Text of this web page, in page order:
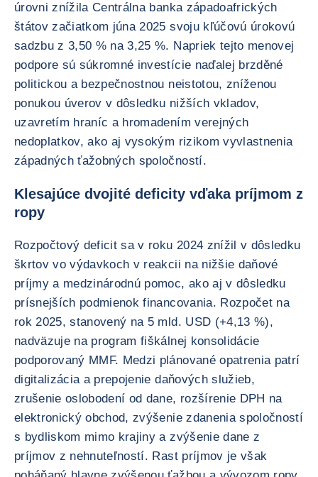
úrovni znížila Centrálna banka západoafrických
štátov začiatkom júna 2025 svoju kľúčovú úrokovú
sadzbu z 3,50 % na 3,25 %. Napriek tejto menovej
podpore sú súkromné investície naďalej brzděné
politickou a bezpečnostnou neistotou, zníženou
ponukou úverov v dôsledku nižších vkladov,
uzavretím hraníc a hromadením verejných
nedoplatkov, ako aj vysokým rizikom vyvlastnenia
západných ťažobných spoločností.
Klesajúce dvojité deficity vďaka príjmom z
ropy
Rozpočtový deficit sa v roku 2024 znížil v dôsledku
škrtov vo výdavkoch v reakcii na nižšie daňové
príjmy a medzinárodnú pomoc, ako aj v dôsledku
prísnejších podmienok financovania. Rozpočet na
rok 2025, stanovený na 5 mld. USD (+4,13 %),
nadväzuje na program fiškálnej konsolidácie
podporovaný MMF. Medzi plánované opatrenia patrí
digitalizácia a prepojenie daňových služieb,
zrušenie oslobodení od dane, rozšírenie DPH na
elektronický obchod, zvýšenie zdanenia spoločností
s bydliskom mimo krajiny a zvýšenie dane z
príjmov z nehnuteľností. Rast príjmov je však